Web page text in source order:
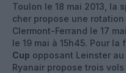
Toulon le 18 mai 2013, la
cher propose une
Clermont-Ferrand le 17
le 19 mai à 15h45. Pour la
Cup opposant Leinster au
Ryanair propose trois